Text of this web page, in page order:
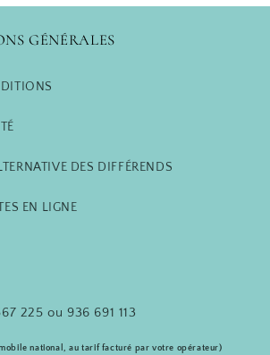
GÉNÉRALES
DES DIFFÉRENDS
EN LIGNE
225 ou 936 691 113
national, au tarif facturé par votre opérateur)